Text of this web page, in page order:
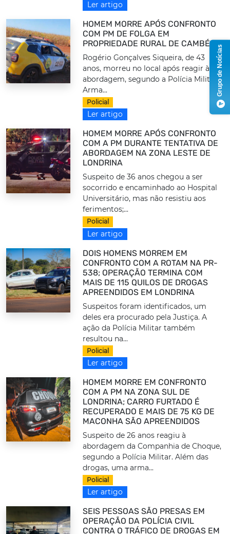
Ler artigo
HOMEM MORRE APÓS CONFRONTO
COM PM DE FOLGA EM
PROPRIEDADE RURAL DE CAMBÉ
Rogério Gonçalves Siqueira, de 43
anos, morreu no local após reagir à
abordagem, segundo a Polícia Militar.
Arma...
Policial
Ler artigo
HOMEM MORRE APÓS CONFRONTO
COM A PM DURANTE TENTATIVA DE
ABORDAGEM NA ZONA LESTE DE
LONDRINA
Suspeito de 36 anos chegou a ser
socorrido e encaminhado ao Hospital
Universitário, mas não resistiu aos
ferimentos;...
Policial
Ler artigo
DOIS HOMENS MORREM EM
CONFRONTO COM A ROTAM NA PR-
538; OPERAÇÃO TERMINA COM
MAIS DE 115 QUILOS DE DROGAS
APREENDIDOS EM LONDRINA
Suspeitos foram identificados, um
deles era procurado pela Justiça. A
ação da Polícia Militar também
resultou na...
Policial
Ler artigo
HOMEM MORRE EM CONFRONTO
COM A PM NA ZONA SUL DE
LONDRINA; CARRO FURTADO É
RECUPERADO E MAIS DE 75 KG DE
MACONHA SÃO APREENDIDOS
Suspeito de 26 anos reagiu à
abordagem da Companhia de Choque,
segundo a Polícia Militar. Além das
drogas, uma arma...
Policial
Ler artigo
SEIS PESSOAS SÃO PRESAS EM
OPERAÇÃO DA POLÍCIA CIVIL
CONTRA O TRÁFICO DE DROGAS EM
Grupo de Notícias